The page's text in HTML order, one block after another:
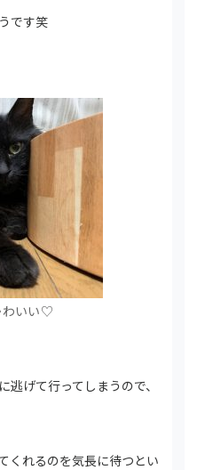
です笑
わいい♡
逃げて行ってしまうので、
くれるのを気長に待つとい